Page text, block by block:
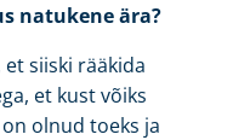
natukene ära?
siiski rääkida
et kust võiks
olnud toeks ja